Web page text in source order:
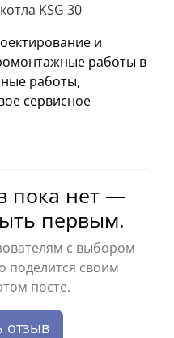
KSG 30
и
работы в
работы,
сервисное
пока нет —
первым.
с выбором
поделится своим
посте.
отзыв